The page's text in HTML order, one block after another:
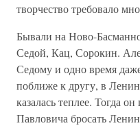
творчество требовало
Бывали на Ново-
Седой, Кац, Сорокин.
Седому и одно время
поближе к другу, в
казалась теплее. Тогда
Павловича бросать